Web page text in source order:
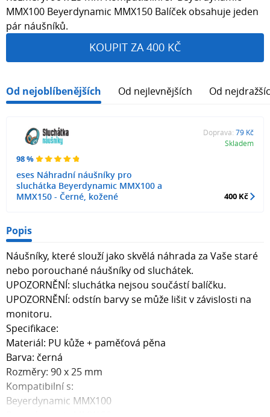
MMX100 Beyerdynamic MMX150 Balíček obsahuje jeden
pár náušníků.
KOUPIT ZA 400 KČ
Od nejoblíbenějších Od nejlevnějších Od
98 %
eses Náhradní náušníky pro
sluchátka Beyerdynamic MMX100 a
MMX150 - Černé, kožené
Doprava: 79 Kč
Skladem
400 Kč
Popis
Náušníky, které slouží jako skvělá náhrada za Vaše staré
nebo porouchané náušníky od sluchátek.
UPOZORNĚNÍ: sluchátka nejsou součástí balíčku.
UPOZORNĚNÍ: odstín barvy se může lišit v závislosti na
monitoru.
Specifikace:
Materiál: PU kůže + paměťová pěna
Barva: černá
Rozměry: 90 x 25 mm
Kompatibilní s:
Beyerdynamic MMX100